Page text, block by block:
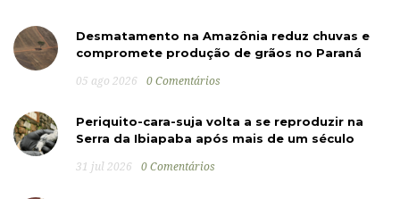
Desmatamento na Amazônia reduz chuvas e
compromete produção de grãos no Paraná
05 ago 2026 0 Comentários
Periquito-cara-suja volta a se reproduzir na
Serra da Ibiapaba após mais de um século
31 jul 2026 0 Comentários